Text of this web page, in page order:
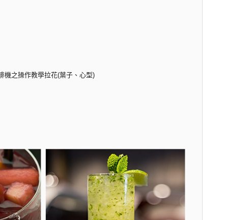
機之操作教學拉花(葉子、心型)